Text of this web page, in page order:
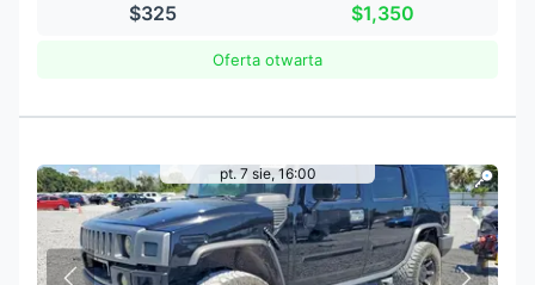
$325 $1,350
Oferta otwarta
pt. 7 sie, 16:00